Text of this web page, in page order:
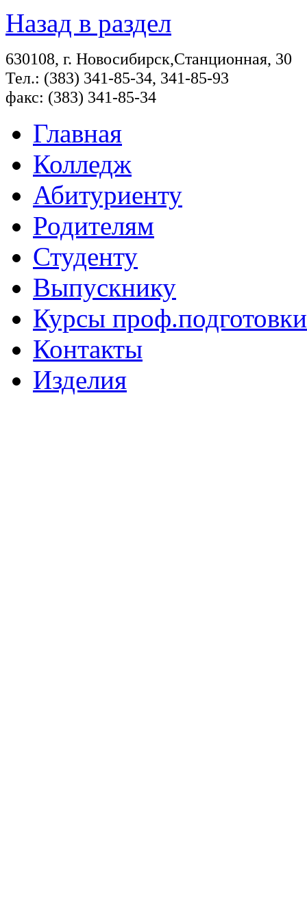
Назад в раздел
630108, г. Новосибирск,Станционная, 30
Тел.: (383) 341-85-34, 341-85-93
факс: (383) 341-85-34
Главная
Колледж
Абитуриенту
Родителям
Студенту
Выпускнику
Курсы проф.подготовки
Контакты
Изделия